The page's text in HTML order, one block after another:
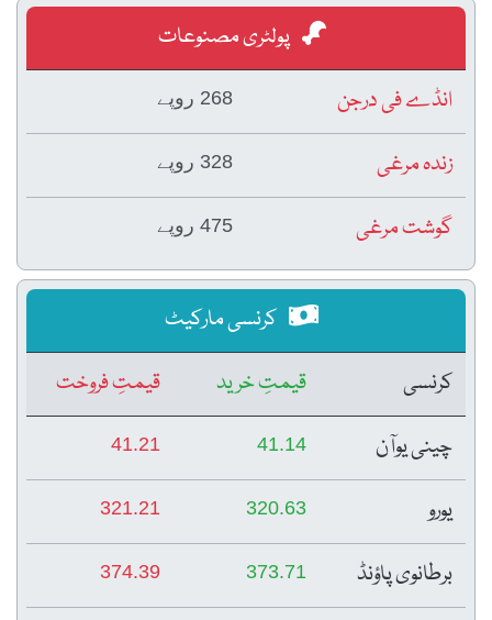
پولٹری مصنوعات
انڈے فی درجن
268 روپے
زندہ مرغی 328 روپے
گوشت مرغی 475 روپے
کرنسی مارکیٹ
کرنسی
قیمتِ خرید
قیمتِ فروخت
چینی یوآن
41.14
41.21
یورو 320.63
321.21
برطانوی پاؤنڈ 373.71
374.39